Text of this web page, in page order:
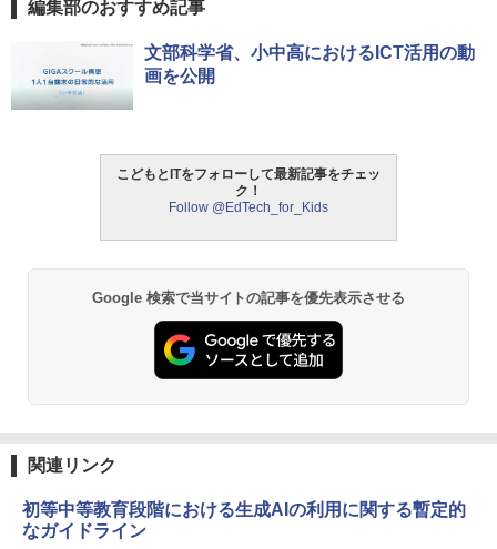
編集部のおすすめ記事
文部科学省、小中高におけるICT活用の動
画を公開
こどもとITをフォローして最新記事をチェッ
ク！
Follow @EdTech_for_Kids
Google 検索で当サイトの記事を優先表示させる
関連リンク
初等中等教育段階における生成AIの利用に関する暫定的
なガイドライン